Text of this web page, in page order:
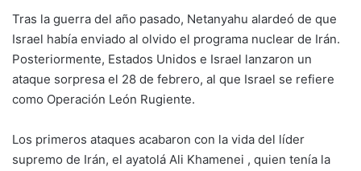
Tras la guerra del año pasado, Netanyahu alardeó de que
Israel había enviado al olvido el programa nuclear de Irán.
Posteriormente, Estados Unidos e Israel lanzaron un
ataque sorpresa el 28 de febrero, al que Israel se refiere
como Operación León Rugiente.
Los primeros ataques acabaron con la vida del líder
supremo de Irán, el ayatolá Ali Khamenei , quien tenía la